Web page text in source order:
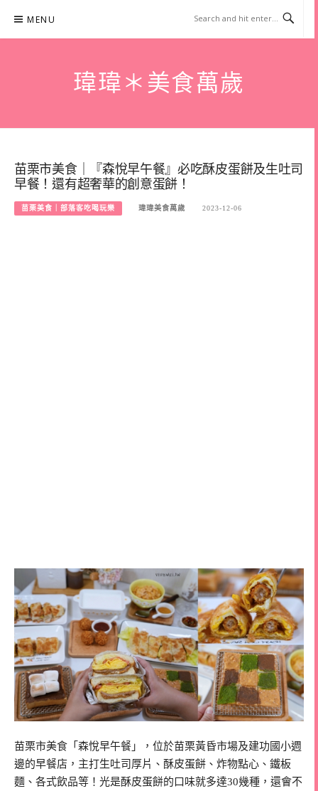
content
MENU
瑋瑋＊美食萬歲
苗栗市美食｜『森悅早午餐』必吃酥皮蛋餅及生吐司
早餐！還有超奢華的創意蛋餅！
苗栗美食｜部落客吃喝玩樂 瑋瑋美食萬歲 2023-12-06
苗栗市美食「森悅早午餐」，位於苗栗黃昏市場及建功國小週
邊的早餐店，主打生吐司厚片、酥皮蛋餅、炸物點心、鐵板
麵、各式飲品等！光是酥皮蛋餅的口味就多達30幾種，還會不